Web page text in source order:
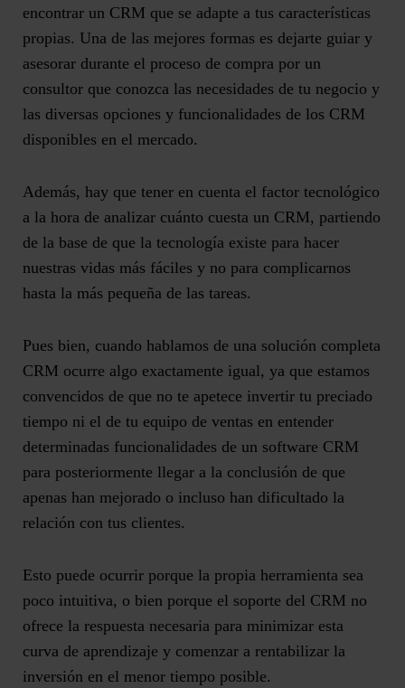
encontrar un CRM que se adapte a tus características
propias. Una de las mejores formas es dejarte guiar y
asesorar durante el proceso de compra por un
consultor que conozca las necesidades de tu negocio y
las diversas opciones y funcionalidades de los CRM
disponibles en el mercado.
Además, hay que tener en cuenta el factor tecnológico
a la hora de analizar cuánto cuesta un CRM, partiendo
de la base de que la tecnología existe para hacer
nuestras vidas más fáciles y no para complicarnos
hasta la más pequeña de las tareas.
Pues bien, cuando hablamos de una solución completa
CRM ocurre algo exactamente igual, ya que estamos
convencidos de que no te apetece invertir tu preciado
tiempo ni el de tu equipo de ventas en entender
determinadas funcionalidades de un software CRM
para posteriormente llegar a la conclusión de que
apenas han mejorado o incluso han dificultado la
relación con tus clientes.
Esto puede ocurrir porque la propia herramienta sea
poco intuitiva, o bien porque el soporte del CRM no
ofrece la respuesta necesaria para minimizar esta
curva de aprendizaje y comenzar a rentabilizar la
inversión en el menor tiempo posible.